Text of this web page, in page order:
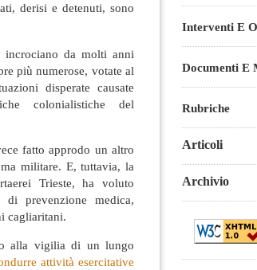
derisi e detenuti, sono
incrociano da molti anni
più numerose, votate al
disperate causate
colonialistiche del
fatto approdo un altro
militare. E, tuttavia, la
Trieste, ha voluto
prevenzione medica,
cagliaritani.
alla vigilia di un lungo
attività esercitative
Interventi E
Documenti E
Rubriche
Articoli
Archivio